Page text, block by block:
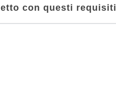
con questi requisiti